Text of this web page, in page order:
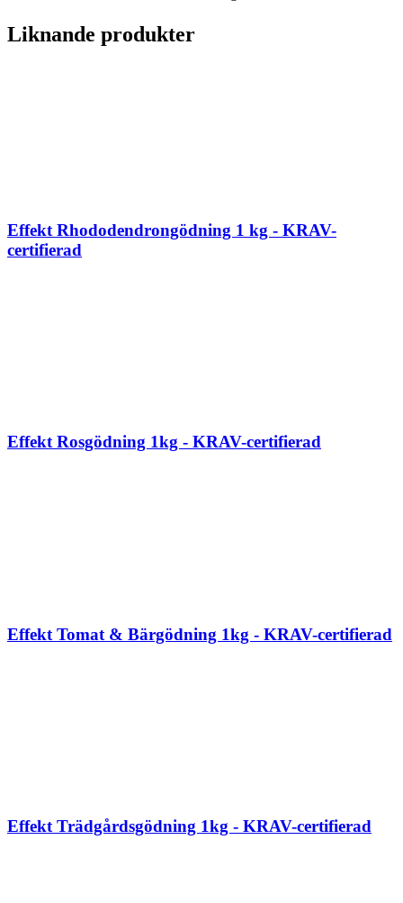
Liknande produkter
Effekt Rhododendrongödning 1 kg - KRAV-
certifierad
Effekt Rosgödning 1kg - KRAV-certifierad
Effekt Tomat & Bärgödning 1kg - KRAV-certifierad
Effekt Trädgårdsgödning 1kg - KRAV-certifierad